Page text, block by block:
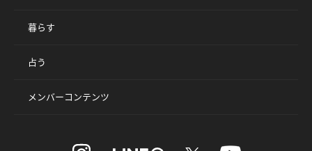
暮らす
占う
メンバーコンテンツ